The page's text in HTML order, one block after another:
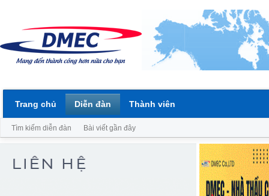
Trang chủ Diễn đàn
Tìm kiếm diễn đàn Bài viết gần đây
Thành viên